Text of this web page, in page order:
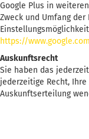
Google Plus in
Zweck und Umfang
https://
Auskunftsrecht
Sie haben das
jederzeitige Recht,
Auskunftserteilung